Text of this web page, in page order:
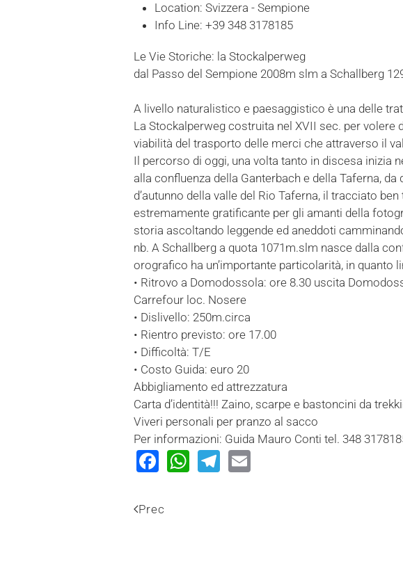
Location: Svizzera - Sempione
Info Line: +39 348 3178185
Le Vie Storiche: la Stockalperweg
dal Passo del Sempione 2008m slm a Schallberg
A livello naturalistico e paesaggistico è una delle
La Stockalperweg costruita nel XVII sec. per
viabilità del trasporto delle merci che attraverso il
Il percorso di oggi, una volta tanto in discesa inizia
alla confluenza della Ganterbach e della Taferna,
d’autunno della valle del Rio Taferna, il tracciato
estremamente gratificante per gli amanti della
storia ascoltando leggende ed aneddoti
nb. A Schallberg a quota 1071m.slm nasce dalla
orografico ha un’importante particolarità, in quanto
• Ritrovo a Domodossola: ore 8.30 uscita
Carrefour loc. Nosere
• Dislivello: 250m.circa
• Rientro previsto: ore 17.00
• Difficoltà: T/E
• Costo Guida: euro 20
Abbigliamento ed attrezzatura
Carta d’identità!!! Zaino, scarpe e bastoncini da
Viveri personali per pranzo al sacco
Per informazioni: Guida Mauro Conti tel. 348
Facebook
WhatsApp
Telegram
Prec